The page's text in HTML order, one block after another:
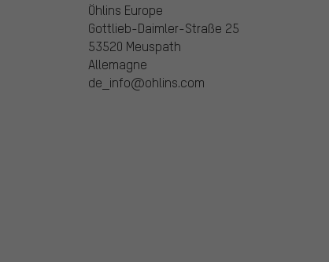
Öhlins Europe
Gottlieb-Daimler-Straße 25
53520 Meuspath
Allemagne
de_info@ohlins.com